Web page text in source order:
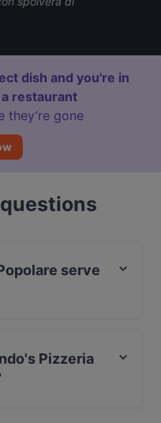
dish and you're in
restaurant
they’re gone
serve
Pizzeria